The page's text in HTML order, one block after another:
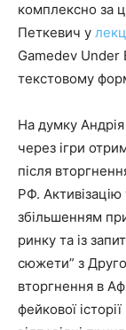
комплексно за
Петкевич у
Gamedev Under
текстовому
На думку
через ігри
після
РФ. Активізацію
збільшенням
ринку та із
сюжети” з
вторгнення в
фейкової